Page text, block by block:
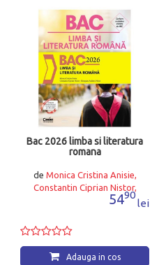
Bac 2026 limba si literatura
romana
de Monica Cristina Anisie,
Constantin Ciprian Nistor,
Georgiana Andreea Nistor
5490
lei
Adauga in cos